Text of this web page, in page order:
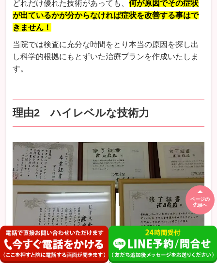
どれだけ優れた技術があっても、何が原因でその症状
が出ているかが分からなければ症状を改善する事はで
きません！
当院では検査に充分な時間をとり本当の原因を探し出
し科学的根拠にもとずいた治療プランを作成いたしま
す。
理由2 ハイレベルな技術力
検査で症状を改善させるレシピが作れても料理人の腕
ページの
先頭へ